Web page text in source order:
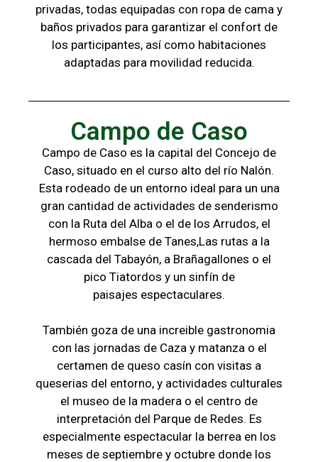
privadas, todas equipadas con ropa de cama y
baños privados para garantizar el confort de
los participantes, así como habitaciones
adaptadas para movilidad reducida.
Campo de Caso
Campo de Caso es la capital del Concejo de
Caso, situado en el curso alto del río Nalón.
Esta rodeado de un entorno ideal para un una
gran cantidad de actividades de senderismo
con la Ruta del Alba o el de los Arrudos, el
hermoso embalse de Tanes,Las rutas a la
cascada del Tabayón, a Brañagallones o el
pico Tiatordos y un sinfín de
paisajes espectaculares.
También goza de una increible gastronomia
con las jornadas de Caza y matanza o el
certamen de queso casín con visitas a
queserias del entorno, y actividades culturales
el museo de la madera o el centro de
interpretación del Parque de Redes. Es
especialmente espectacular la berrea en los
meses de septiembre y octubre donde los